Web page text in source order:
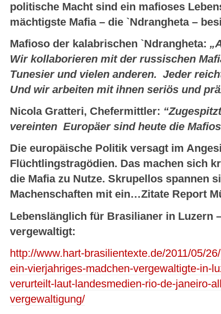
politische Macht sind ein mafioses
mächtigste Mafia – die `Ndrangheta –
Mafioso der kalabrischen `Ndrangheta:
Wir kollaborieren mit der russischen
Tunesier und vielen anderen. Jeder
Und wir arbeiten mit ihnen seriös und
Nicola Gratteri, Chefermittler:
vereinten Europäer sind heute die
Die europäische Politik versagt im
Flüchtlingstragödien. Das machen sich
die Mafia zu Nutze. Skrupellos spannen
Machenschaften mit ein…Zitate Report
Lebenslänglich für Brasilianer in Luzern
vergewaltigt:
http://www.hart-brasilientexte.de/2011/05/
ein-vierjahriges-madchen-vergewaltigte-in-
verurteilt-laut-landesmedien-rio-de-janeiro-
vergewaltigung/